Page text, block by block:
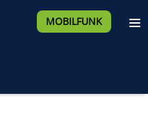
MOBILFUNK